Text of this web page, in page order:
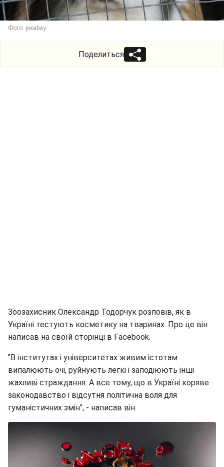
Фото: pixabay
Поделиться
Зоозахисник Олександр Тодорчук розповів, як в
Україні тестують косметику на тваринах. Про це він
написав на своїй сторінці в Facebook.
"В інститутах і університетах живим істотам
випалюють очі, руйнують легкі і заподіюють інші
жахливі страждання. А все тому, що в Україні коряве
законодавство і відсутня політична воля для
гуманістичних змін", - написав він.